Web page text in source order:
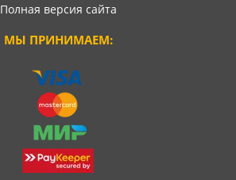
Полная версия сайта
МЫ ПРИНИМАЕМ: